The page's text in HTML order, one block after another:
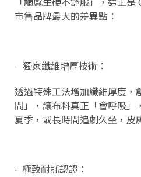
市售品牌最大的差異點：
·
獨家纖維增厚技術：
透過特殊工法增加纖維厚度，
間」，讓布料真正「會呼吸」
夏季，或長時間追劇久坐，皮
· 極致耐抓認證：